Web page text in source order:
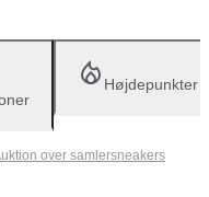
Højdepunkter
over samlersneakers